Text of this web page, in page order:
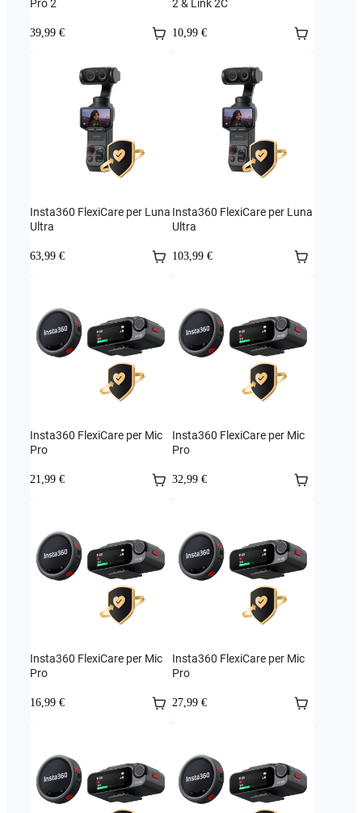
Pro 2
39,99 €
2 & Link 2C
10,99 €
Insta360 FlexiCare per Luna
Ultra
63,99 €
Insta360 FlexiCare per Luna
Ultra
103,99 €
Insta360 FlexiCare per Mic
Pro
21,99 €
Insta360 FlexiCare per Mic
Pro
32,99 €
Insta360 FlexiCare per Mic
Pro
16,99 €
Insta360 FlexiCare per Mic
Pro
27,99 €